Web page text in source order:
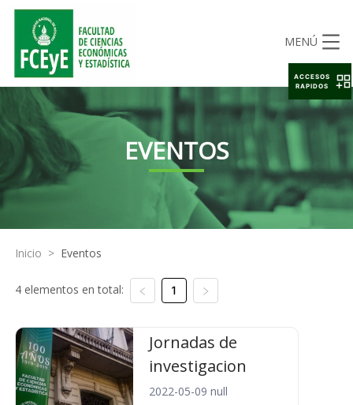
MENÚ
EVENTOS
Inicio > Eventos
4 elementos en total: 1
Jornadas de
investigacion
2022-05-09 null
ACCESOS
RAPIDOS